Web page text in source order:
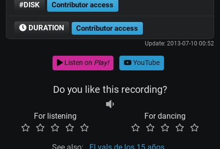
#DISK Contributor access
DURATION Contributor access
Update: 2013-07-10 00:52
Listen on Play! YouTube
Do you like this recording?
For listening For dancing